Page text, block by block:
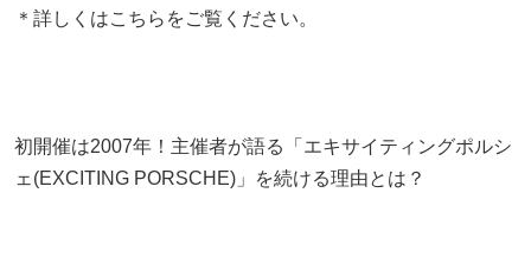
＊詳しくはこちらをご覧ください。
初開催は2007年！主催者が語る「エキサイティングポルシ
ェ(EXCITING PORSCHE)」を続ける理由とは？